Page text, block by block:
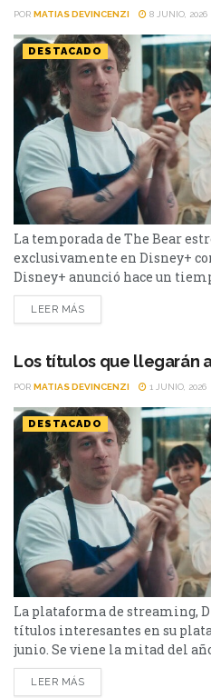
POR MATIAS DEVINCENZI 8 JUNIO, 2026
DESTACADO
La temporada de The Bear
exclusivamente en Disney+
Disney+ anunció hace un
aclamada serie ganadora del
quinta y última temporada el
disponibles para ver en el
servicio de streaming el
noticia llega después del...
LEER MÁS
Los títulos que llegarán
POR MATIAS DEVINCENZI 1 JUNIO, 2026
DESTACADO
La plataforma de streaming,
títulos interesantes en su
junio. Se viene la mitad del
varios títulos en su
última temporada de El Oso.
LEER MÁS